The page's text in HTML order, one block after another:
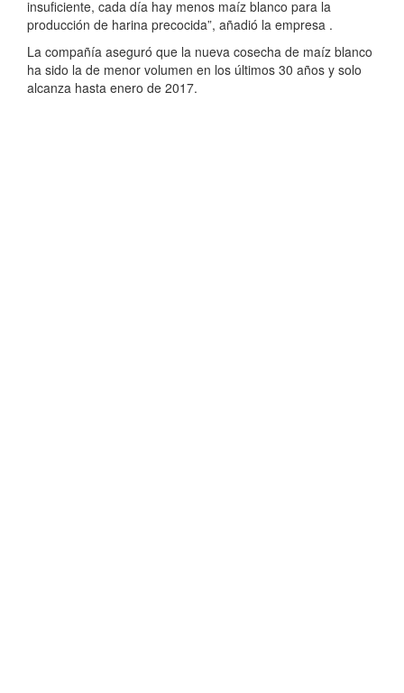
insuficiente, cada día hay menos maíz blanco para la
producción de harina precocida”, añadió la empresa .
La compañía aseguró que la nueva cosecha de maíz blanco
ha sido la de menor volumen en los últimos 30 años y solo
alcanza hasta enero de 2017.